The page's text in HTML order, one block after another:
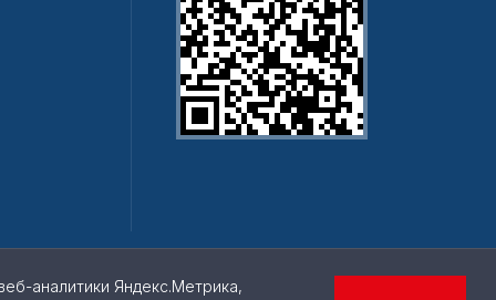
аналитики Яндекс.Метрика,